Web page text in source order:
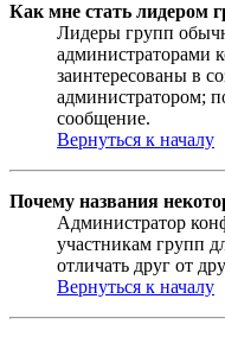
Как мне стать лидером
Лидеры групп
администраторами
заинтересованы в
администратором;
сообщение.
Вернуться к началу
Почему названия
Администратор
участникам групп
отличать друг от
Вернуться к началу